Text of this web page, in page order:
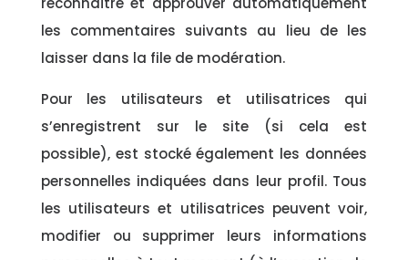
les commentaires suivants au lieu de les
laisser dans la file de modération.
Pour les utilisateurs et utilisatrices qui
s’enregistrent sur le site (si cela est
possible), est stocké également les données
personnelles indiquées dans leur profil. Tous
les utilisateurs et utilisatrices peuvent voir,
modifier ou supprimer leurs informations